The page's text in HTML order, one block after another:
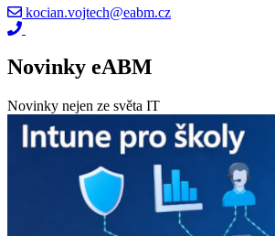
kocian.vojtech@eabm.cz
Novinky eABM
Novinky nejen ze světa IT